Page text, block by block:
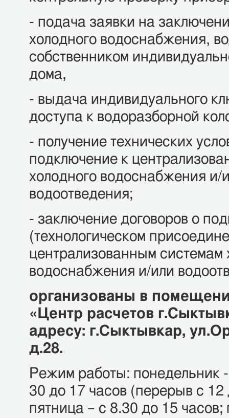
- подача заявки на
холодного водоснабжения,
собственником
дома,
- выдача индивидуального
доступа к водоразборной
- получение технических
подключение к
холодного водоснабжения и/
водоотведения;
- заключение договоров о
(технологическом
централизованным системам
водоснабжения и/или
организованы в
«Центр расчетов
адресу: г.Сыктывкар,
д.28.
Режим работы: понедельник -
30 до 17 часов (перерыв с 12
пятница – с 8.30 до 15